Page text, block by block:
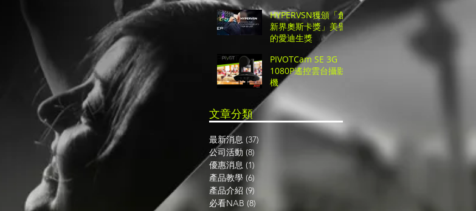
切換台！
HYPERVSN獲頒「創
新界奧斯卡獎」美譽
的愛迪生獎
PIVOTCam SE 3G
1080P遙控雲台攝影
機
​文章分類
最新消息 (37)
公司活動 (8)
優惠消息 (1)
產品教學 (6)
產品介紹 (9)
必看NAB (8)